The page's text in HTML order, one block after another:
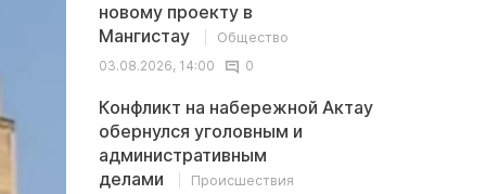
новому проекту в
Мангистау
Общество
03.08.2026, 14:00
0
Конфликт на набережной Актау
обернулся уголовным и
административным
делами
Происшествия